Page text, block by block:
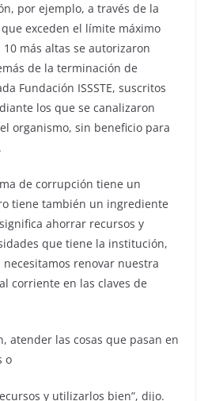
por ejemplo, a través de la
exceden el límite máximo
más altas se autorizaron
de la terminación de
Fundación ISSSTE, suscritos
los que se canalizaron
organismo, sin beneficio para
de corrupción tiene un
tiene también un ingrediente
ahorrar recursos y
que tiene la institución,
renovar nuestra
corriente en las claves de
atender las cosas que pasan en
o
y utilizarlos bien”, dijo.